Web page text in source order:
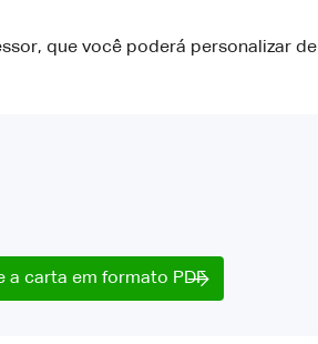
que você poderá personalizar de
a carta em formato PDF